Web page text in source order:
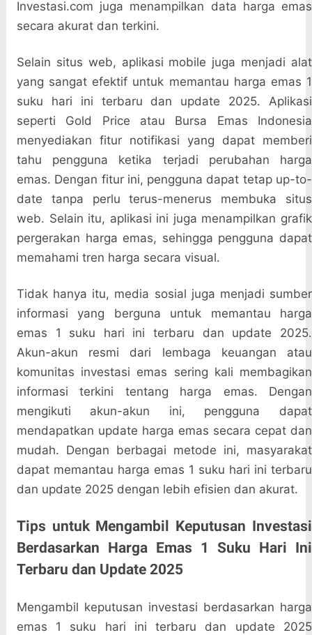
Investasi.com juga menampilkan data harga emas
secara akurat dan terkini.
Selain situs web, aplikasi mobile juga menjadi alat
yang sangat efektif untuk memantau harga emas 1
suku hari ini terbaru dan update 2025. Aplikasi
seperti Gold Price atau Bursa Emas Indonesia
menyediakan fitur notifikasi yang dapat memberi
tahu pengguna ketika terjadi perubahan harga
emas. Dengan fitur ini, pengguna dapat tetap up-to-
date tanpa perlu terus-menerus membuka situs
web. Selain itu, aplikasi ini juga menampilkan grafik
pergerakan harga emas, sehingga pengguna dapat
memahami tren harga secara visual.
Tidak hanya itu, media sosial juga menjadi sumber
informasi yang berguna untuk memantau harga
emas 1 suku hari ini terbaru dan update 2025.
Akun-akun resmi dari lembaga keuangan atau
komunitas investasi emas sering kali membagikan
informasi terkini tentang harga emas. Dengan
mengikuti akun-akun ini, pengguna dapat
mendapatkan update harga emas secara cepat dan
mudah. Dengan berbagai metode ini, masyarakat
dapat memantau harga emas 1 suku hari ini terbaru
dan update 2025 dengan lebih efisien dan akurat.
Tips untuk Mengambil Keputusan Investasi
Berdasarkan Harga Emas 1 Suku Hari Ini
Terbaru dan Update 2025
Mengambil keputusan investasi berdasarkan harga
emas 1 suku hari ini terbaru dan update 2025